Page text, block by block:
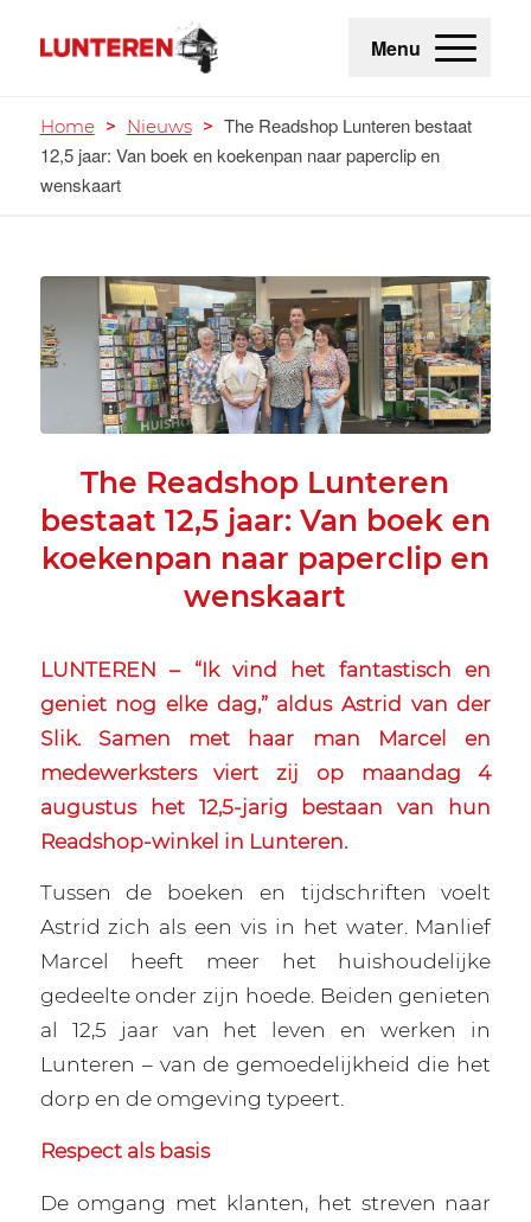
Menu
Home > Nieuws > The Readshop Lunteren bestaat
12,5 jaar: Van boek en koekenpan naar paperclip en
wenskaart
The Readshop Lunteren
bestaat 12,5 jaar: Van boek en
koekenpan naar paperclip en
wenskaart
LUNTEREN – “Ik vind het fantastisch en
geniet nog elke dag,” aldus Astrid van der
Slik. Samen met haar man Marcel en
medewerksters viert zij op maandag 4
augustus het 12,5-jarig bestaan van hun
Readshop-winkel in Lunteren.
Tussen de boeken en tijdschriften voelt
Astrid zich als een vis in het water. Manlief
Marcel heeft meer het huishoudelijke
gedeelte onder zijn hoede. Beiden genieten
al 12,5 jaar van het leven en werken in
Lunteren – van de gemoedelijkheid die het
dorp en de omgeving typeert.
Respect als basis
De omgang met klanten, het streven naar